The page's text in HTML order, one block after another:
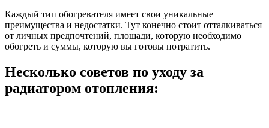
Каждый тип обогревателя имеет свои уникальные
преимущества и недостатки. Тут конечно стоит отталкиваться
от личных предпочтений, площади, которую необходимо
обогреть и суммы, которую вы готовы потратить.
Несколько советов по уходу за
радиатором отопления: